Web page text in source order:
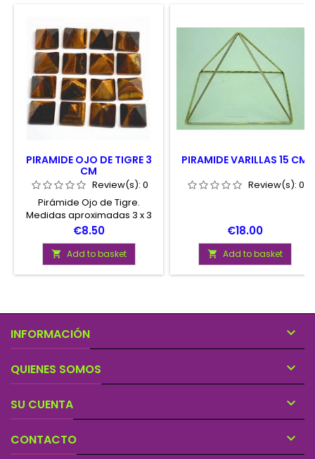
PIRAMIDE OJO DE TIGRE 3
CM
Review(s): 0
Pirámide Ojo de Tigre.
Medidas aproximadas 3 x 3
centímetros.
Price
€8.50
 Add to basket
PIRAMIDE VARILLAS 15 CM
Review(s): 0
Price
€18.00
 Add to basket
INFORMACIÓN 
QUIENES SOMOS 
SU CUENTA 
CONTACTO 